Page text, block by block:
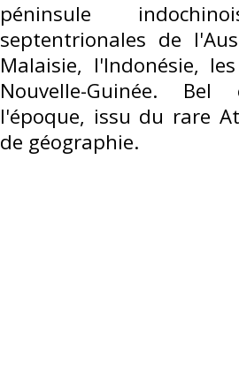
péninsule
septentrionales de
Malaisie, l'Indonésie,
Nouvelle-Guinée.
l'époque, issu du rare
de géographie.‎